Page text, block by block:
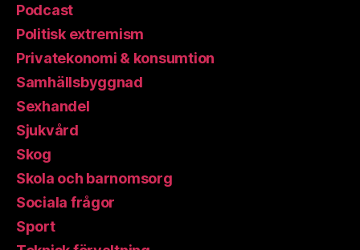
Podcast
Politisk extremism
Privatekonomi & konsumtion
Samhällsbyggnad
Sexhandel
Sjukvård
Skog
Skola och barnomsorg
Sociala frågor
Sport